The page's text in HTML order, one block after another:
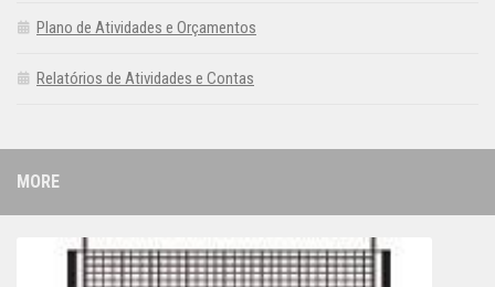
Plano de Atividades e Orçamentos
Relatórios de Atividades e Contas
MORE